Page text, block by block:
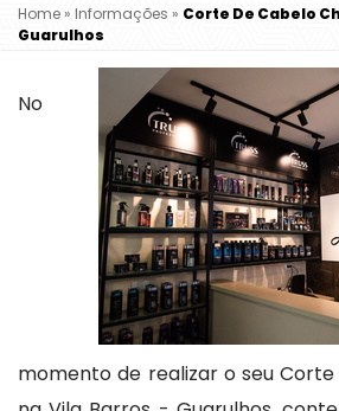
Home » Informações » Corte De Cabelo
Guarulhos
No
momento de realizar o seu